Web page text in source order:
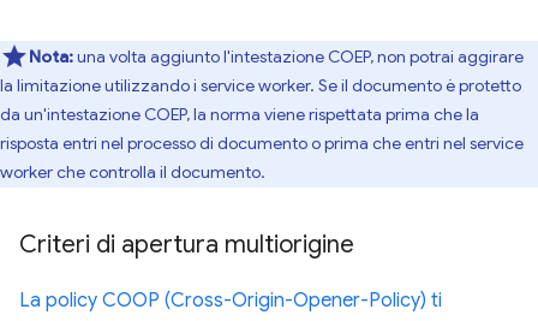
Nota:una volta aggiunto l'intestazione COEP, non potrai aggirare
la limitazione utilizzando i service worker. Se il documento è protetto
da un'intestazione COEP, la norma viene rispettata prima che la
risposta entri nel processo di documento o prima che entri nel service
worker che controlla il documento.
Criteri di apertura multiorigine
La policy COOP (Cross-Origin-Opener-Policy) ti